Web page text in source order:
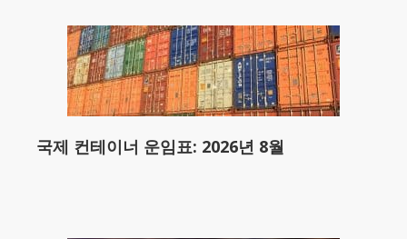
국제 컨테이너 운임표: 2026년 8월